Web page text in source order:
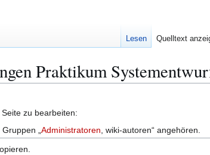
Praktikum
zu bearbeiten:
„ Administratoren , wiki-autoren“ angehören.
Lesen Quelltext